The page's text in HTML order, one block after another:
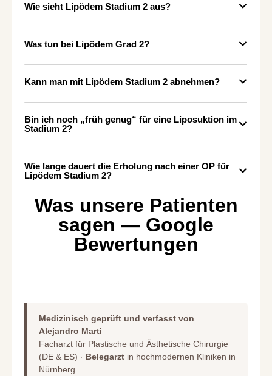
Wie sieht Lipödem Stadium 2 aus?
Was tun bei Lipödem Grad 2?
Kann man mit Lipödem Stadium 2 abnehmen?
Bin ich noch „früh genug“ für eine Liposuktion im
Stadium 2?
Wie lange dauert die Erholung nach einer OP für
Lipödem Stadium 2?
Was unsere Patienten
sagen — Google
Bewertungen
Medizinisch geprüft und verfasst von
Alejandro Marti
Facharzt für Plastische und Ästhetische Chirurgie
(DE & ES) · Belegarzt in hochmodernen Kliniken in
Nürnberg